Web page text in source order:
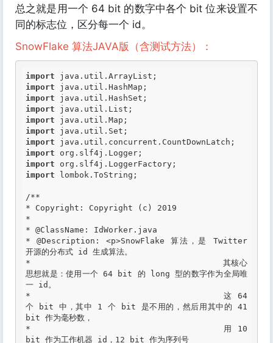
总之就是用一个 64 bit 的数字中各个 bit 位来设置不
同的标志位，区分每一个 id。
SnowFlake 算法JAVA版（含测试方法）：
import
import
import
import
import
import
import
import
import
import lombok.ToString;
/**
* Copyright: Copyright (c) 2019
*
* @ClassName : IdWorker.java
* @Description : <p>SnowFlake 算法，是 Twitter
开源的分布式 id 生成算法。
* 					其核心
思想就是：使用一个 64 bit 的 long 型的数字作为全局唯
一 id。
* 					这 64
个 bit 中，其中 1 个 bit 是不用的，然后用其中的 41
bit 作为毫秒数，
* 					用 10
bit 作为工作机器 id，12 bit 作为序列号